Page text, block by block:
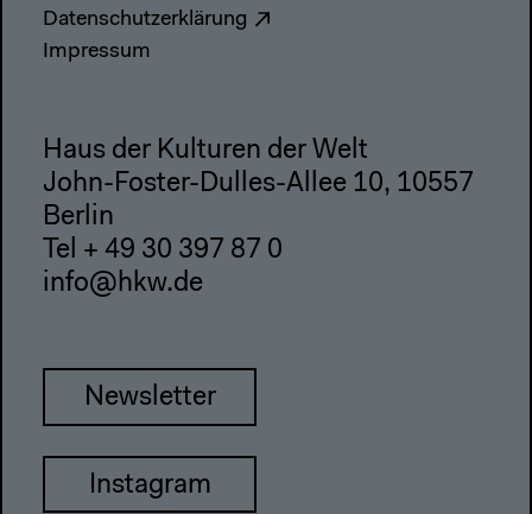
Datenschutzerklärung
Impressum
Haus der Kulturen der Welt
John-Foster-Dulles-Allee 10, 10557
Berlin
Tel + 49 30 397 87 0
info@hkw.de
Newsletter
Instagram